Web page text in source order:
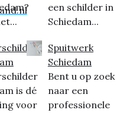
is dé
voor
een schilder in
Schiedam...
Spuitwerk
Schiedam
Bent u op zoek
naar een
professionele